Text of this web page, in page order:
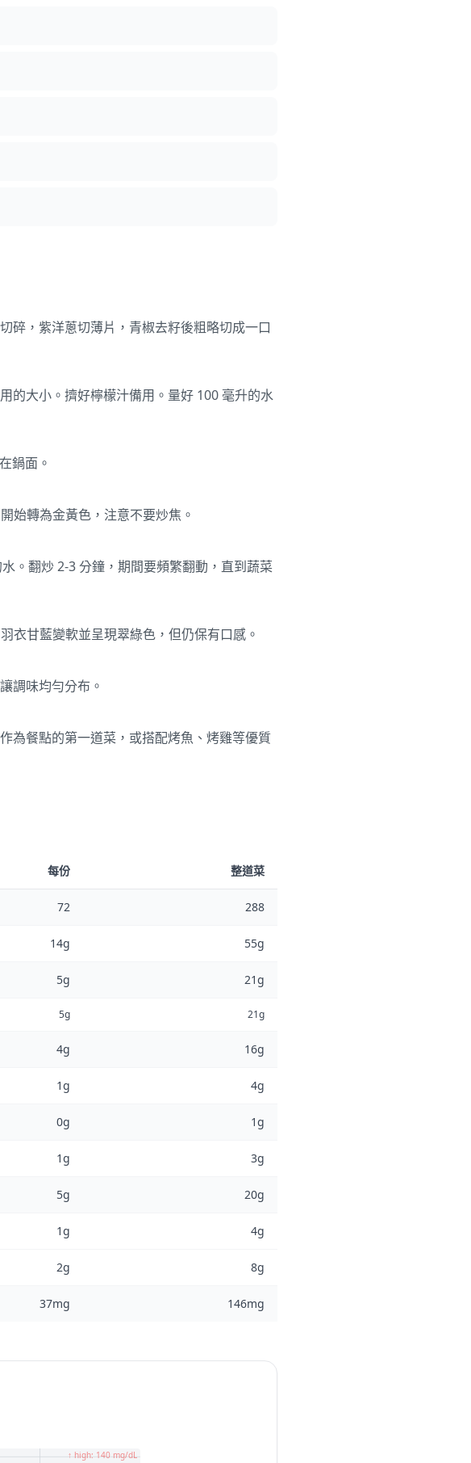
碎，紫洋蔥切薄片，青椒去籽後粗略切成一口
的大小。擠好檸檬汁備用。量好 100 毫升的水
鍋面。
始轉為金黃色，注意不要炒焦。
。翻炒 2-3 分鐘，期間要頻繁翻動，直到蔬菜
衣甘藍變軟並呈現翠綠色，但仍保有口感。
調味均勻分布。
為餐點的第一道菜，或搭配烤魚、烤雞等優質
每份 整道菜
72 288
14g 55g
5g 21g
5g 21g
4g 16g
1g 4g
0g 1g
1g 3g
5g 20g
1g 4g
2g 8g
37mg 146mg
↑ high: 140 mg/dL